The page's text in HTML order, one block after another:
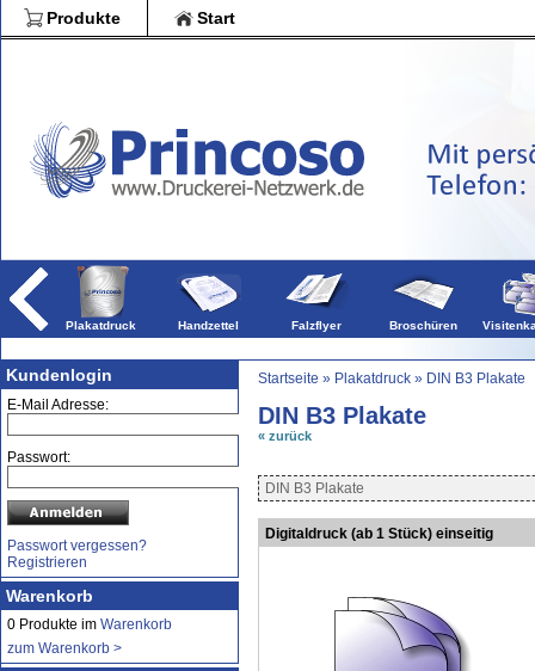
Produkte Start
Blöcke
Plakatdruck Handzettel Falzflyer Broschüren
Kundenlogin
E-Mail Adresse:
Passwort:
Passwort vergessen?
Registrieren
Warenkorb
0 Produkte im Warenkorb
zum Warenkorb >
Startseite » Plakatdruck » DIN B3 Plakate
DIN B3 Plakate
« zurück
DIN B3 Plakate
Digitaldruck (ab 1 Stück) einseitig